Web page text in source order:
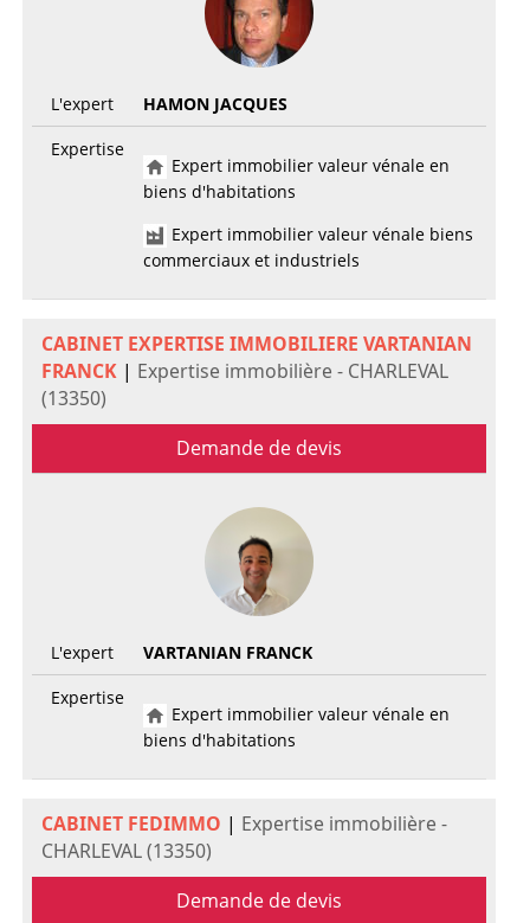
L'expert
HAMON JACQUES
Expertise
Expert immobilier valeur vénale en
biens d'habitations
Expert immobilier valeur vénale biens
commerciaux et industriels
CABINET EXPERTISE IMMOBILIERE VARTANIAN
FRANCK| Expertise immobilière - CHARLEVAL
(13350)
Demande de devis
L'expert
VARTANIAN FRANCK
Expertise
Expert immobilier valeur vénale en
biens d'habitations
CABINET FEDIMMO | Expertise immobilière -
CHARLEVAL (13350)
Demande de devis